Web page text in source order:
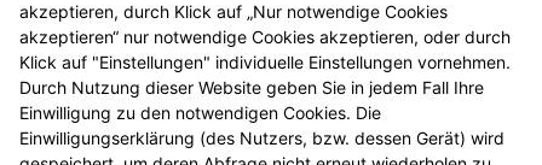
akzeptieren, durch Klick auf „Nur notwendige Cookies
akzeptieren“ nur notwendige Cookies akzeptieren, oder durch
Klick auf "Einstellungen" individuelle Einstellungen vornehmen.
Durch Nutzung dieser Website geben Sie in jedem Fall Ihre
Einwilligung zu den notwendigen Cookies. Die
Einwilligungserklärung (des Nutzers, bzw. dessen Gerät) wird